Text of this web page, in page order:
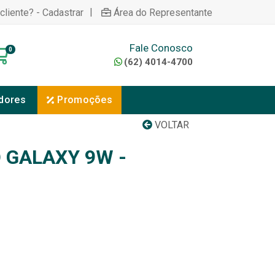
- Cadastrar | Área do Representante
0 Fale Conosco
(62) 4014-4700
Promoções
VOLTAR
GALAXY 9W -